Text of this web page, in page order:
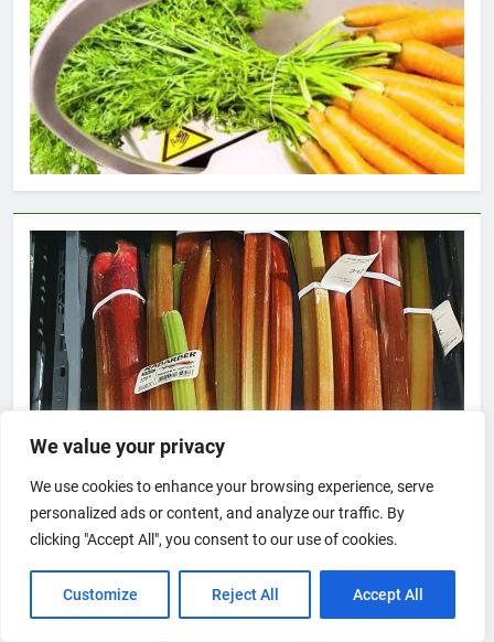
We value your privacy
We use cookies to enhance your browsing experience, serve
personalized ads or content, and analyze our traffic. By
clicking "Accept All", you consent to our use of cookies.
Customize Reject All Accept All